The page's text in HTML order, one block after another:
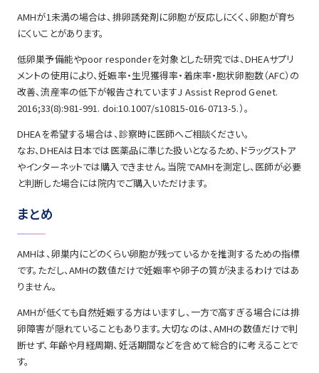
AMHが1未満の場合は、排卵誘発剤に卵胞が反応しにくく、卵胞が育ち
にくいことがあります。
低卵巣予備能やpoor responderを対象とした研究では、DHEAサプリ
メントの使用により、妊娠率・生児獲得率・着床率・胞状卵胞数（AFC）の
改善、流産率の低下が報告されていますJ Assist Reprod Genet.
2016;33(8):981-991. doi:10.1007/s10815-016-0713-5.）。
DHEAを希望する場合は、診察時に医師へご相談ください。
なお、DHEAは日本では医薬品に準じた扱いとなるため、ドラッグストア
やインターネットでは購入できません。当院でAMHを測定し、医師が必要
と判断した場合には院内でご購入いただけます。
まとめ
AMHは、卵巣内にどのくらい卵胞が残っているかを推測するための指標
です。ただし、AMHの数値だけで妊娠率や卵子の質が決まるわけではあ
りません。
AMHが低くても自然妊娠する方はいますし、一方で高すぎる場合には排
卵障害が隠れていることもあります。大切なのは、AMHの数値だけで判
断せず、年齢や月経周期、妊活期間などを含めて総合的に考えることで
す。